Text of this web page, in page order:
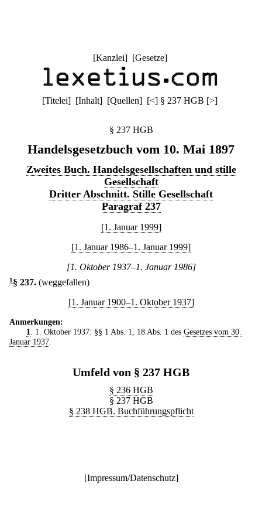
[Kanzlei] [Gesetze]
[Titelei] [Inhalt] [Quellen] [<] § 237 HGB [>]
§ 237 HGB
Handelsgesetzbuch vom 10. Mai 1897
Zweites Buch. Handelsgesellschaften und stille
Gesellschaft
Dritter Abschnitt. Stille Gesellschaft
Paragraf 237
[1. Januar 1999]
[1. Januar 1986–1. Januar 1999]
[1. Oktober 1937–1. Januar 1986]
1 § 237. (weggefallen)
[1. Januar 1900–1. Oktober 1937]
Anmerkungen:
1
. 1. Oktober 1937: §§ 1 Abs. 1, 18 Abs. 1 des Gesetzes vom 30.
Januar 1937
Umfeld von § 237 HGB
§ 236 HGB
§ 237 HGB
§ 238 HGB. Buchführungspflicht
[Impressum/Datenschutz]